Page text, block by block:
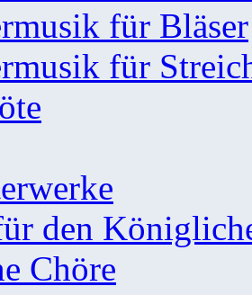
für Bläser
für
den
Chöre